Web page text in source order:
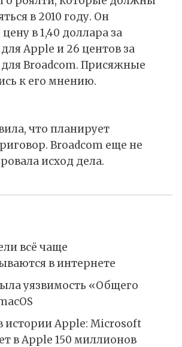
в 2010 году. Он
в 1,40 доллара за
Apple и 26 центов за
для Broadcom. Присяжные
к его мнению.
что планирует
Broadcom еще не
исход дела.
всё чаще
в интернете
уязвимость «Общего
истории Apple: Microsoft
в Apple 150 миллионов